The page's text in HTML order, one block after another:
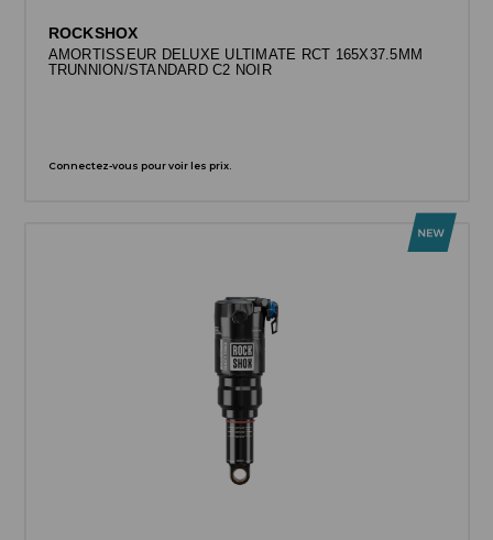
ROCKSHOX
AMORTISSEUR DELUXE ULTIMATE RCT 165X37.5MM
TRUNNION/STANDARD C2 NOIR
Connectez-vous pour voir les prix.